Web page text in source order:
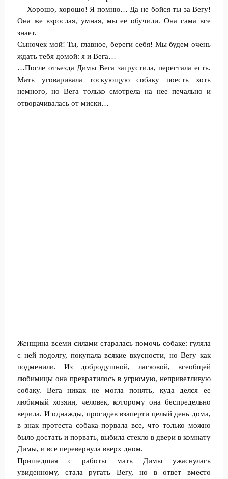
— Хорошо, хорошо! Я помню… Да не бойся ты за Вегу!
Она же взрослая, умная, мы ее обучили. Она сама все
знает.
Сыночек мой! Ты, главное, береги себя! Мы будем очень
ждать тебя домой: я и Вега…
…После отъезда Димы Вега загрустила, перестала есть.
Мать уговаривала тоскующую собаку поесть хоть
немного, но Вега только смотрела на нее печально и
отворачивалась от миски…
Женщина всеми силами старалась помочь собаке: гуляла
с ней подолгу, покупала всякие вкусности, но Вегу как
подменили. Из добродушной, ласковой, всеобщей
любимицы она превратилось в угрюмую, неприветливую
собаку. Вега никак не могла понять, куда делся ее
любимый хозяин, человек, которому она беспредельно
верила. И однажды, просидев взаперти целый день дома,
в знак протеста собака порвала все, что только можно
было достать и порвать, выбила стекло в двери в комнату
Димы, и все перевернула вверх дном.
Пришедшая с работы мать Димы ужаснулась
увиденному, стала ругать Вегу, но в ответ вместо